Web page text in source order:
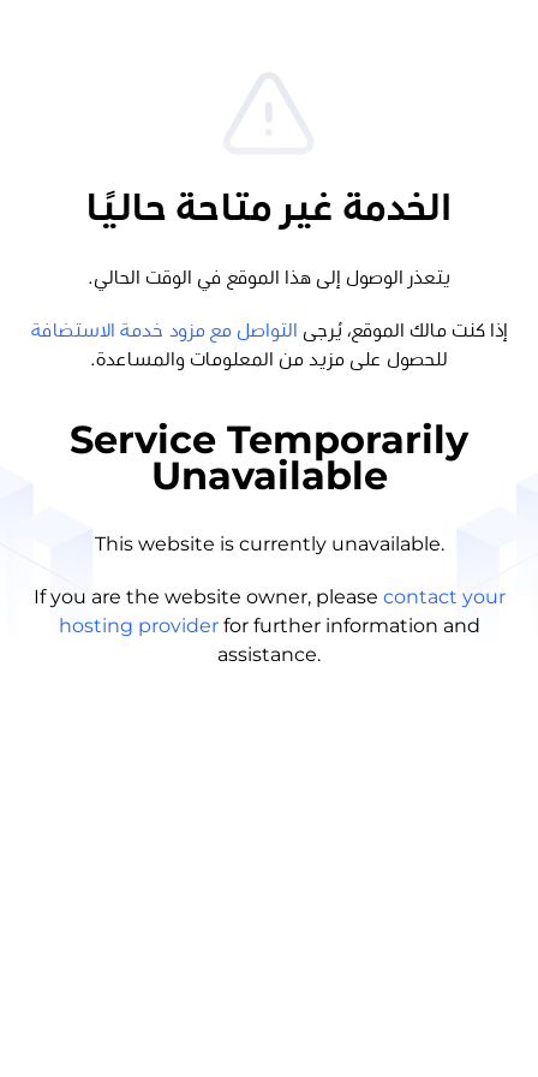
الخدمة غير متاحة حاليًا
يتعذر الوصول إلى هذا الموقع في الوقت الحالي.
إذا كنت مالك الموقع، يُرجى
التواصل مع مزود خدمة الاستضافة
للحصول على مزيد من المعلومات والمساعدة.
Service Temporarily
Unavailable
This website is currently unavailable.
If you are the website owner, please contact your
hosting provider for further information and
assistance.